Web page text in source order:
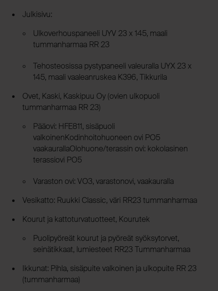
Julkisivu:
Ulkoverhouspaneeli UYV 23 x 145, maali
tummanharmaa RR 23
Tehosteosissa pystypaneeli valeuralla UYX 23 x
145, maali vaaleanruskea K396, Tikkurila
Ovet, Kaski, Kaskipuu Oy (ovien ulkopuoli
tummanharmaa RR 23)
Pääovi: HFE811, sisäpuoli
valkoinenKodinhoitohuoneen ovi PO5
vaakaurallaOlohuone/terassin ovi: kokolasinen
terassiovi PO5
Varaston ovi: VO3, varastonovi, vaakauralla
Vesikatto: Ruukki Classic, väri RR23 tummanharmaa
Kourut ja kattoturvatuotteet, Kourutek
Puolipyöreät kourut ja pyöreät syöksytorvet,
seinätikkaat, lumiesteet RR23 Tummanharmaa
Ikkunat: Pihla, sisäpuite valkoinen ja ulkopuite RR 23
(tummanharmaa)